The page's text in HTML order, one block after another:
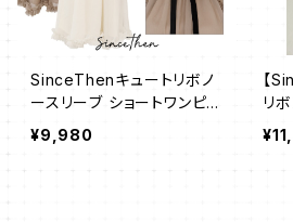
SinceThenキュートリボノ
ースリーブ ショートワンピ
ース
¥9,980
【
リ
ース